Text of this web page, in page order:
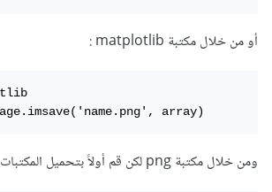
أو من خلال مكتبة matplotlib :
array)
ومن خلال مكتبة png لكن قم أولاً بتحميل المكتبات :